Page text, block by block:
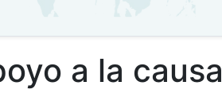
a la causa